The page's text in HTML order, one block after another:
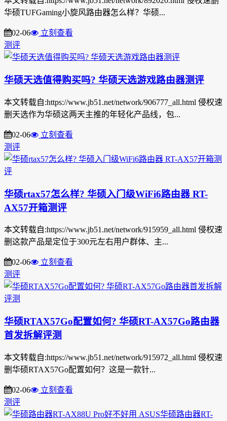
华硕TUFGaming小旋风路由器怎么样？华硕...
02-06
立刻查看
测评
华硕天选值得购买吗? 华硕天选游戏路由器测评
本文转载自:https://www.jb51.net/network/906777_all.html 侵权速
删天选作为华硕这两天主推的年轻化产品线，包...
02-06
立刻查看
测评
华硕rtax57怎么样? 华硕入门级WiFi6路由器 RT-
AX57开箱测评
本文转载自:https://www.jb51.net/network/915959_all.html 侵权速
删这款产品是定位于300元左右用户群体、主...
02-06
立刻查看
测评
华硕RTAX57Go配置如何? 华硕RT-AX57Go路由器
首发拆解评测
本文转载自:https://www.jb51.net/network/915972_all.html 侵权速
删华硕RTAX57Go配置如何？这是一款针...
02-06
立刻查看
测评